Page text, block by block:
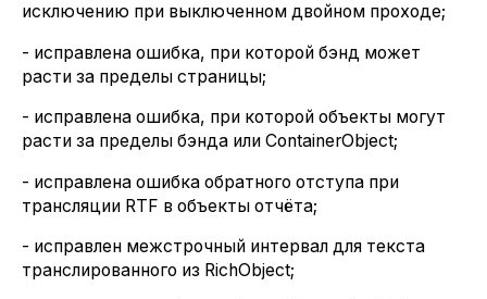
исключению при выключенном двойном проходе;
- исправлена ошибка, при которой бэнд может
расти за пределы страницы;
- исправлена ошибка, при которой объекты могут
расти за пределы бэнда или ContainerObject;
- исправлена ошибка обратного отступа при
трансляции RTF в объекты отчёта;
- исправлен межстрочный интервал для текста
транслированного из RichObject;